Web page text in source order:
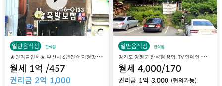
일반음식점 한식점
★
권리금인하★ 부산시 6년연속 지정맛집 몽실종가돼지국밥 매장 매매 양도
월세 1억 /457
권리금 2억 1,000
일반음식점 한식점
경
기도 양평군 한식점 창업, TV 연예인 유명 맛집 담소 매장 매매 양도양수
월세 4,000/170
권리금 1억 3,000 (협의가능)